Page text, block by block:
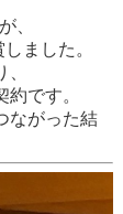
、
ました。
です。
ながった結